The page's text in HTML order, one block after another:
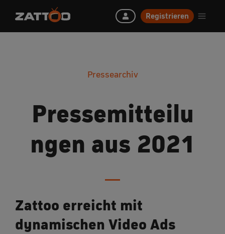
Registrieren
Pressearchiv
Pressemitteilu
ngen aus 2021
Zattoo erreicht mit
dynamischen Video Ads